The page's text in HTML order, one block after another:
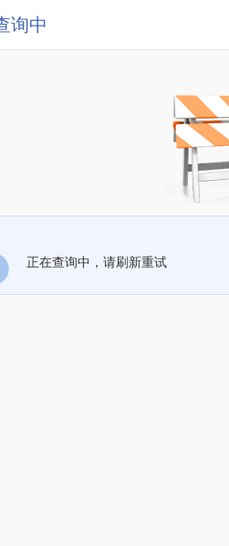
询中
正在查询中，请刷新重试